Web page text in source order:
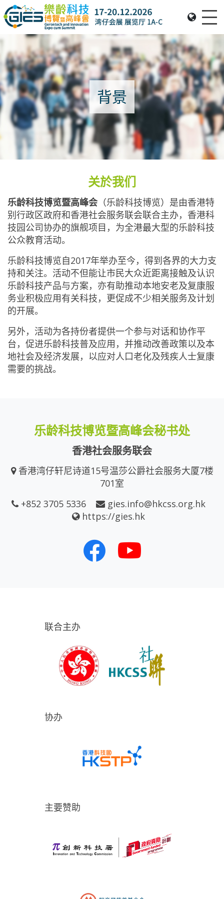
Date: Expo: 20-23 Nov 2025, Venue: Hall 1A-C, HKCEC
背景
关於我们
乐龄科技博览暨高峰会 （乐龄科技博览）是由香港特
别行政区政府和香港社会服务联会联合主办，香港科
技园公司协办的旗舰项目，为全港最大型的乐龄科技
公众教育活动。
乐龄科技博览自2017年举办至今，得到各界的大力支
持和关注。活动不但能让市民大众近距离接触及认识
乐龄科技产品与方案，亦有助推动本地安老及复康服
务业积极应用有关科技，更促成不少相关服务及计划
的开展。
另外，活动为各持份者提供一个参与对话和协作平
台，促进乐龄科技普及应用，并推动改善政策以及本
地社会及经济发展，以应对人口老化及残疾人士复康
需要的挑战。
乐龄科技博览暨高峰会秘书处
香港社会服务联会
香港湾仔轩尼诗道15号温莎公爵社会服务大厦7楼
701室
+852 3705 5336
gies.info@hkcss.org.hk
https://gies.hk
联合主办
协办
主要赞助